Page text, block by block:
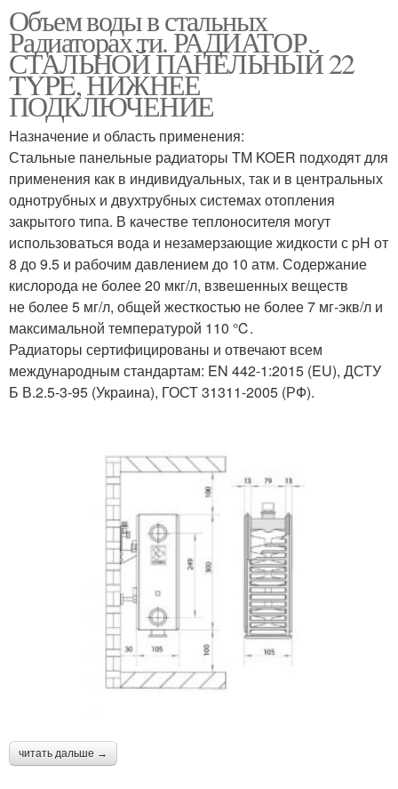
Объем воды в стальных
Радиаторах ти. РАДИАТОР
СТАЛЬНОЙ ПАНЕЛЬНЫЙ 22
TYPE, НИЖНЕЕ
ПОДКЛЮЧЕНИЕ
Назначение и область применения:
Стальные панельные радиаторы TM KOER подходят для
применения как в индивидуальных, так и в центральных
однотрубных и двухтрубных системах отопления
закрытого типа. В качестве теплоносителя могут
использоваться вода и незамерзающие жидкости с pH от
8 до 9.5 и рабочим давлением до 10 атм. Содержание
кислорода не более 20 мкг/л, взвешенных веществ
не более 5 мг/л, общей жесткостью не более 7 мг-экв/л и
максимальной температурой 110 ℃.
Радиаторы сертифицированы и отвечают всем
международным стандартам: EN 442-1:2015 (EU), ДСТУ
Б В.2.5-3-95 (Украина), ГОСТ 31311-2005 (РФ).
читать дальше →